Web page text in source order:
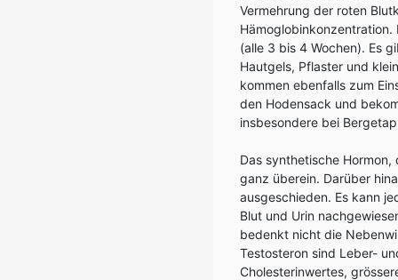
Vermehrung der roten
(alle 3 bis 4 Wochen). Es
Hautgels, Pflaster und
kommen ebenfalls zum
den Hodensack und
insbesondere bei
Das synthetische
ganz überein. Darüber
ausgeschieden. Es kann
Blut und Urin
bedenkt nicht die
Testosteron sind Leber-
Cholesterinwertes,